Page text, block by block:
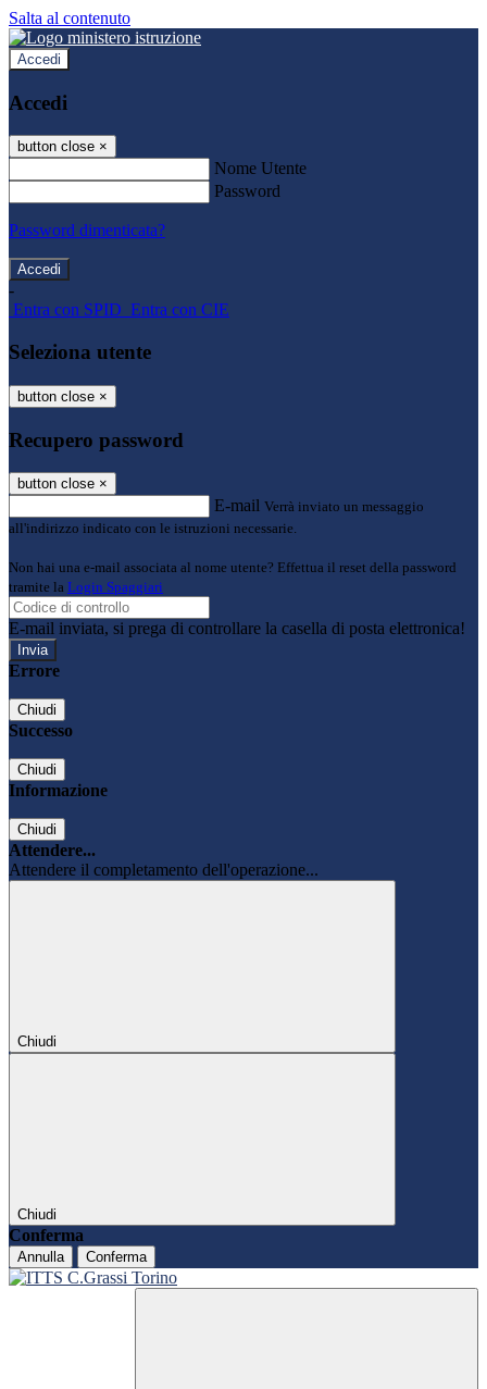
Salta al contenuto
Accedi
Accedi
button close ×
Nome Utente
Password
Password dimenticata?
-
Entra con SPID Entra con CIE
Seleziona utente
button close ×
Recupero password
button close ×
E-mail Verrà inviato un messaggio
all'indirizzo indicato con le istruzioni necessarie.
Non hai una e-mail associata al nome utente? Effettua il reset della password
tramite la Login Spaggiari
E-mail inviata, si prega di controllare la casella di posta elettronica!
Errore
Chiudi
Successo
Chiudi
Informazione
Chiudi
Attendere...
Attendere il completamento dell'operazione...
Chiudi
Chiudi
Conferma
Annulla Conferma